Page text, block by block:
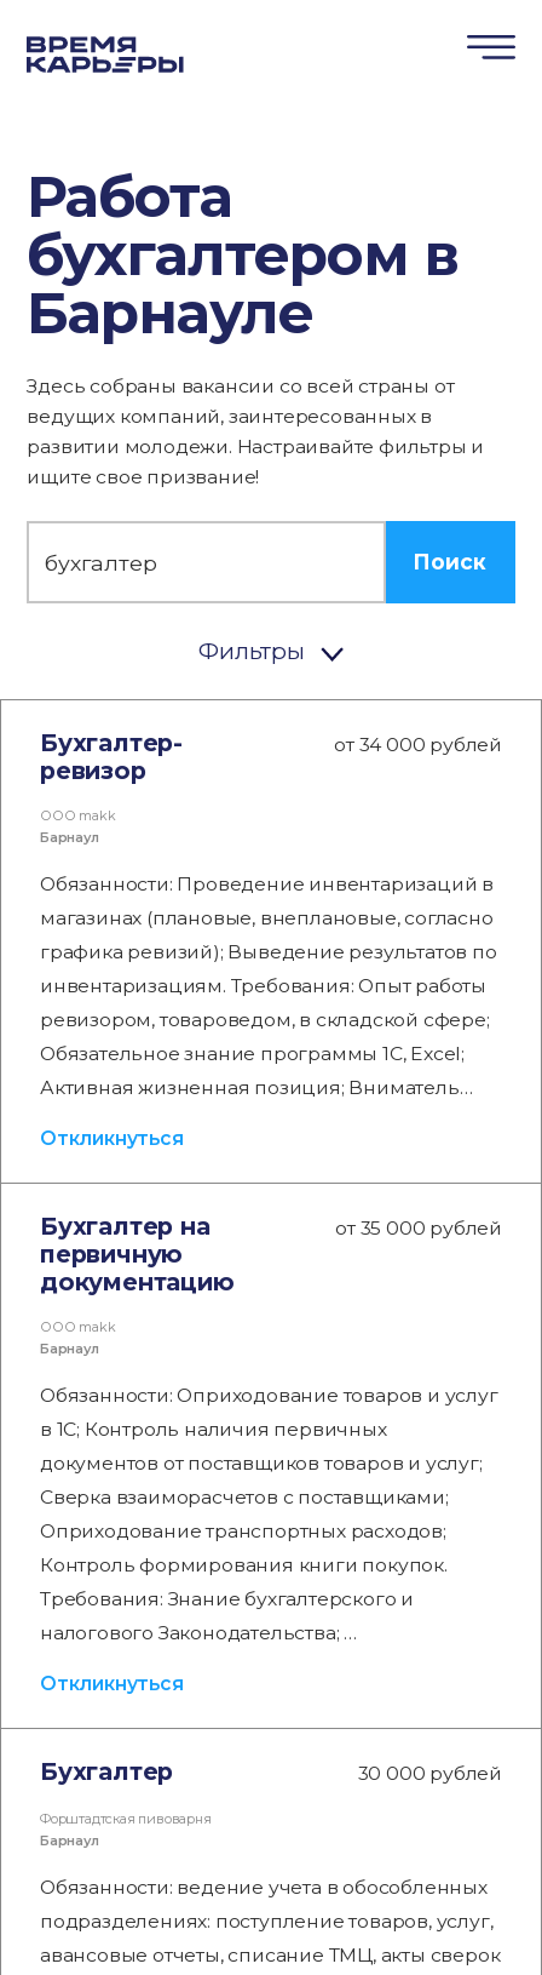
Работа
бухгалтером в
Барнауле
Здесь собраны вакансии со всей страны от
ведущих компаний, заинтересованных в
развитии молодежи. Настраивайте фильтры и
ищите свое призвание!
Поиск
Фильтры
Бухгалтер-
ревизор
от 34 000 рублей
ООО makk
Барнаул
Обязанности: Проведение инвентаризаций в
магазинах (плановые, внеплановые, согласно
графика ревизий); Выведение результатов по
инвентаризациям. Требования: Опыт работы
ревизором, товароведом, в складской сфере;
Обязательное знание программы 1С, Excel;
Активная жизненная позиция; Вниматель…
Откликнуться
Бухгалтер на
первичную
документацию
от 35 000 рублей
ООО makk
Барнаул
Обязанности: Оприходование товаров и услуг
в 1С; Контроль наличия первичных
документов от поставщиков товаров и услуг;
Сверка взаиморасчетов с поставщиками;
Оприходование транспортных расходов;
Контроль формирования книги покупок.
Требования: Знание бухгалтерского и
налогового Законодательства; …
Откликнуться
Бухгалтер 30 000 рублей
Форштадтская пивоварня
Барнаул
Обязанности: ведение учета в обособленных
подразделениях: поступление товаров, услуг,
авансовые отчеты, списание ТМЦ, акты сверок